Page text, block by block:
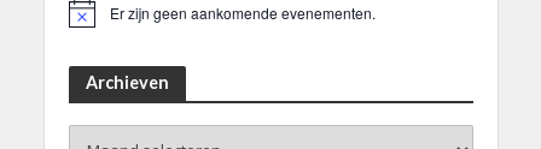
Er zijn geen aankomende evenementen.
Archieven